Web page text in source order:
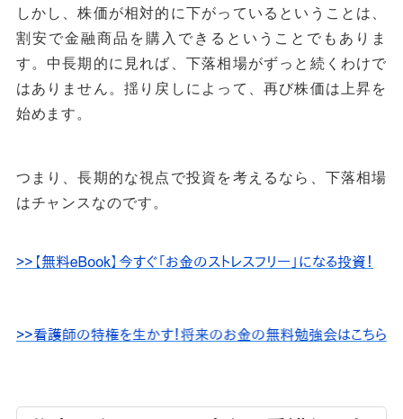
しかし、株価が相対的に下がっているということは、
割安で金融商品を購入できるということでもありま
す。中長期的に見れば、下落相場がずっと続くわけで
はありません。揺り戻しによって、再び株価は上昇を
始めます。
つまり、長期的な視点で投資を考えるなら、下落相場
はチャンスなのです。